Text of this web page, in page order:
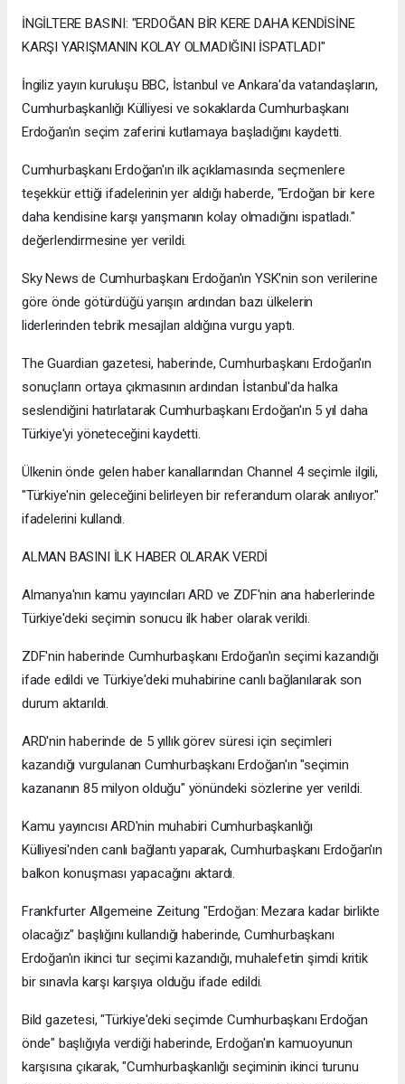
İNGİLTERE BASINI: "ERDOĞAN BİR KERE DAHA KENDİSİNE
KARŞI YARIŞMANIN KOLAY OLMADIĞINI İSPATLADI"
İngiliz yayın kuruluşu BBC, İstanbul ve Ankara'da vatandaşların,
Cumhurbaşkanlığı Külliyesi ve sokaklarda Cumhurbaşkanı
Erdoğan'ın seçim zaferini kutlamaya başladığını kaydetti.
Cumhurbaşkanı Erdoğan'ın ilk açıklamasında seçmenlere
teşekkür ettiği ifadelerinin yer aldığı haberde, "Erdoğan bir kere
daha kendisine karşı yarışmanın kolay olmadığını ispatladı."
değerlendirmesine yer verildi.
Sky News de Cumhurbaşkanı Erdoğan'ın YSK'nin son verilerine
göre önde götürdüğü yarışın ardından bazı ülkelerin
liderlerinden tebrik mesajları aldığına vurgu yaptı.
The Guardian gazetesi, haberinde, Cumhurbaşkanı Erdoğan'ın
sonuçların ortaya çıkmasının ardından İstanbul'da halka
seslendiğini hatırlatarak Cumhurbaşkanı Erdoğan'ın 5 yıl daha
Türkiye'yi yöneteceğini kaydetti.
Ülkenin önde gelen haber kanallarından Channel 4 seçimle ilgili,
"Türkiye'nin geleceğini belirleyen bir referandum olarak anılıyor."
ifadelerini kullandı.
ALMAN BASINI İLK HABER OLARAK VERDİ
Almanya'nın kamu yayıncıları ARD ve ZDF'nin ana haberlerinde
Türkiye'deki seçimin sonucu ilk haber olarak verildi.
ZDF'nin haberinde Cumhurbaşkanı Erdoğan'ın seçimi kazandığı
ifade edildi ve Türkiye'deki muhabirine canlı bağlanılarak son
durum aktarıldı.
ARD'nin haberinde de 5 yıllık görev süresi için seçimleri
kazandığı vurgulanan Cumhurbaşkanı Erdoğan'ın "seçimin
kazananın 85 milyon olduğu" yönündeki sözlerine yer verildi.
Kamu yayıncısı ARD'nin muhabiri Cumhurbaşkanlığı
Külliyesi'nden canlı bağlantı yaparak, Cumhurbaşkanı Erdoğan'ın
balkon konuşması yapacağını aktardı.
Frankfurter Allgemeine Zeitung "Erdoğan: Mezara kadar birlikte
olacağız" başlığını kullandığı haberinde, Cumhurbaşkanı
Erdoğan'ın ikinci tur seçimi kazandığı, muhalefetin şimdi kritik
bir sınavla karşı karşıya olduğu ifade edildi.
Bild gazetesi, "Türkiye'deki seçimde Cumhurbaşkanı Erdoğan
önde" başlığıyla verdiği haberinde, Erdoğan'ın kamuoyunun
karşısına çıkarak, "Cumhurbaşkanlığı seçiminin ikinci turunu